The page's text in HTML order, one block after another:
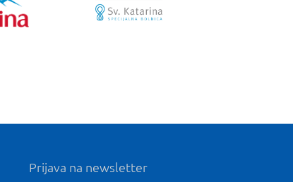
Prijava na newsletter